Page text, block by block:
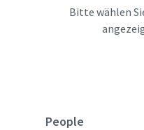
Bitte wählen
People